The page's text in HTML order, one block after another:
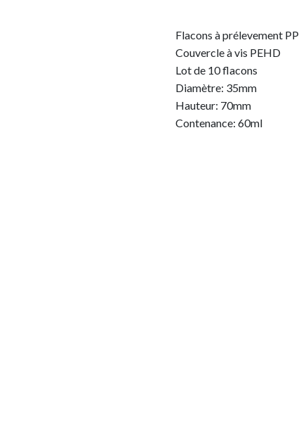
Flacons à prélevement PP
Couvercle à vis PEHD
Lot de 10 flacons
Diamètre: 35mm
Hauteur: 70mm
Contenance: 60ml